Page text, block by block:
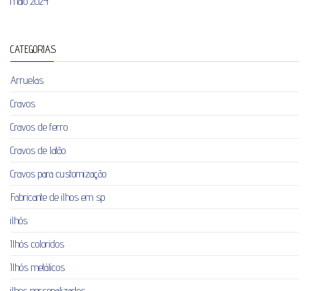
CATEGORIAS
Arruelas
Cravos
Cravos de ferro
Cravos de latão
Cravos para customização
Fabricante de ilhos em sp
ilhós
Ilhós coloridos
Ilhós metálicos